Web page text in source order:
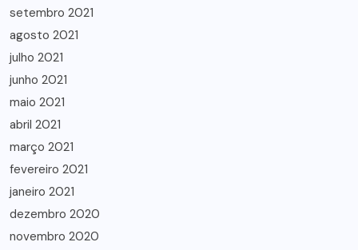
setembro 2021
agosto 2021
julho 2021
junho 2021
maio 2021
abril 2021
março 2021
fevereiro 2021
janeiro 2021
dezembro 2020
novembro 2020